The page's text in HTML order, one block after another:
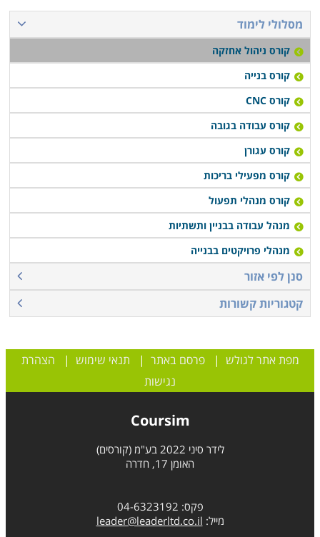
מסלולי לימוד
קורס ניהול אחזקה
קורס בנייה
קורס CNC
קורס עבודה בגובה
קורס עגורן
קורס מפעילי בריכות
קורס מנהלי תפעול
מנהל עבודה בבניין ותשתיות
מנהלי פרויקטים בבנייה
סנן לפי אזור
קטגוריות קשורות
מפת אתר לגולש |פרסם באתר | תנאי שימוש | הצהרת
נגישות
Coursim
לידר סיני 2022 בע"מ (קורסים)
האומן 17, חדרה
פקס: 04-6323192
מייל: leader@leaderltd.co.il